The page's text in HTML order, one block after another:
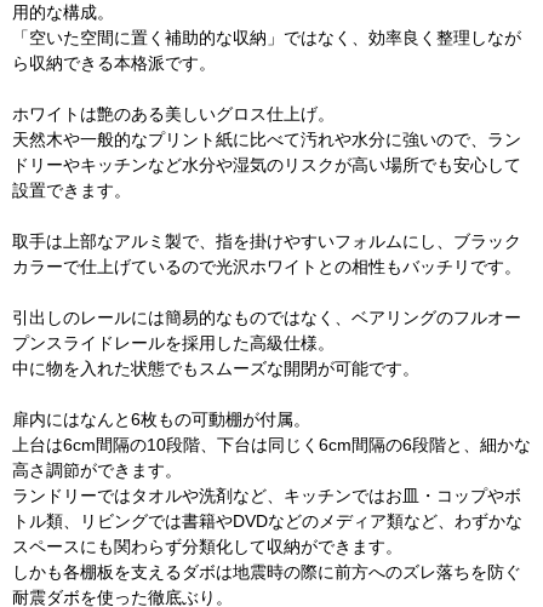
用的な構成。
「空いた空間に置く補助的な収納」ではなく、効率良く整理しなが
ら収納できる本格派です。
ホワイトは艶のある美しいグロス仕上げ。
天然木や一般的なプリント紙に比べて汚れや水分に強いので、ラン
ドリーやキッチンなど水分や湿気のリスクが高い場所でも安心して
設置できます。
取手は上部なアルミ製で、指を掛けやすいフォルムにし、ブラック
カラーで仕上げているので光沢ホワイトとの相性もバッチリです。
引出しのレールには簡易的なものではなく、ベアリングのフルオー
プンスライドレールを採用した高級仕様。
中に物を入れた状態でもスムーズな開閉が可能です。
扉内にはなんと6枚もの可動棚が付属。
上台は6cm間隔の10段階、下台は同じく6cm間隔の6段階と、細かな
高さ調節ができます。
ランドリーではタオルや洗剤など、キッチンではお皿・コップやボ
トル類、リビングでは書籍やDVDなどのメディア類など、わずかな
スペースにも関わらず分類化して収納ができます。
しかも各棚板を支えるダボは地震時の際に前方へのズレ落ちを防ぐ
耐震ダボを使った徹底ぶり。